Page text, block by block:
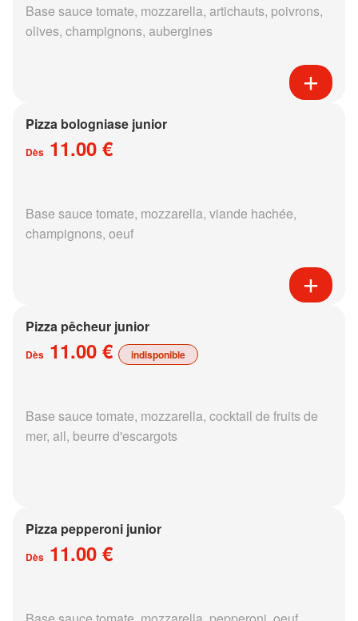
Base sauce tomate, mozzarella, artichauts, poivrons,
olives, champignons, aubergines
Pizza bologniase junior
Dès 11.00 €
Base sauce tomate, mozzarella, viande hachée,
champignons, oeuf
Pizza pêcheur junior
Dès 11.00 € indisponible
Base sauce tomate, mozzarella, cocktail de fruits de
mer, ail, beurre d'escargots
Pizza pepperoni junior
Dès 11.00 €